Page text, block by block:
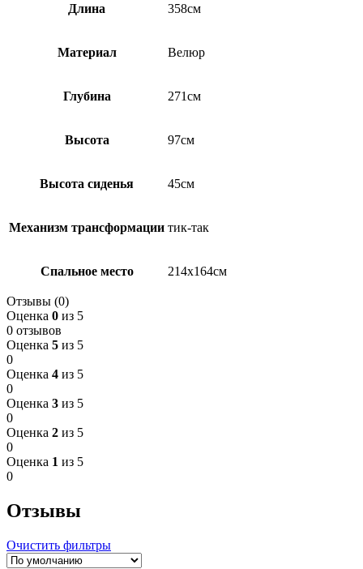
Длина 358см
Материал Велюр
Глубина 271см
Высота 97см
Высота сиденья 45см
Механизм трансформации тик-так
Спальное место 214х164см
Отзывы (0)
Оценка 0 из 5
0 отзывов
Оценка 5 из 5
0
Оценка 4 из 5
0
Оценка 3 из 5
0
Оценка 2 из 5
0
Оценка 1 из 5
0
Отзывы
Очистить фильтры